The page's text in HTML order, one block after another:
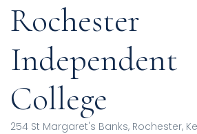
Rochester
Independent
College
254 St Margaret's Banks, Rochester,